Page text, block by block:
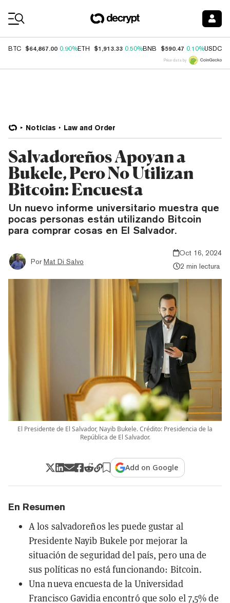
BTC $64,867.00 0.90%ETH $1,913.33 0.50%BNB $590.47 0.10%USDC
Price data by
Noticias Law and Order
Salvadoreños Apoyan a
Bukele, Pero No Utilizan
Bitcoin: Encuesta
Un nuevo informe universitario muestra que
pocas personas están utilizando Bitcoin
para comprar cosas en El Salvador.
Por Mat Di Salvo
Oct 16, 2024
2 min lectura
El Presidente de El Salvador, Nayib Bukele. Crédito: Presidencia de la
República de El Salvador.
Add on Google
En Resumen
A los salvadoreños les puede gustar al
Presidente Nayib Bukele por mejorar la
situación de seguridad del país, pero una de
sus políticas no está funcionando: Bitcoin.
Una nueva encuesta de la Universidad
Francisco Gavidia encontró que solo el 7,5% de